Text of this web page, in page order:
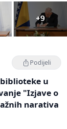
+9
Podijeli
u
"Izjave o
narativa